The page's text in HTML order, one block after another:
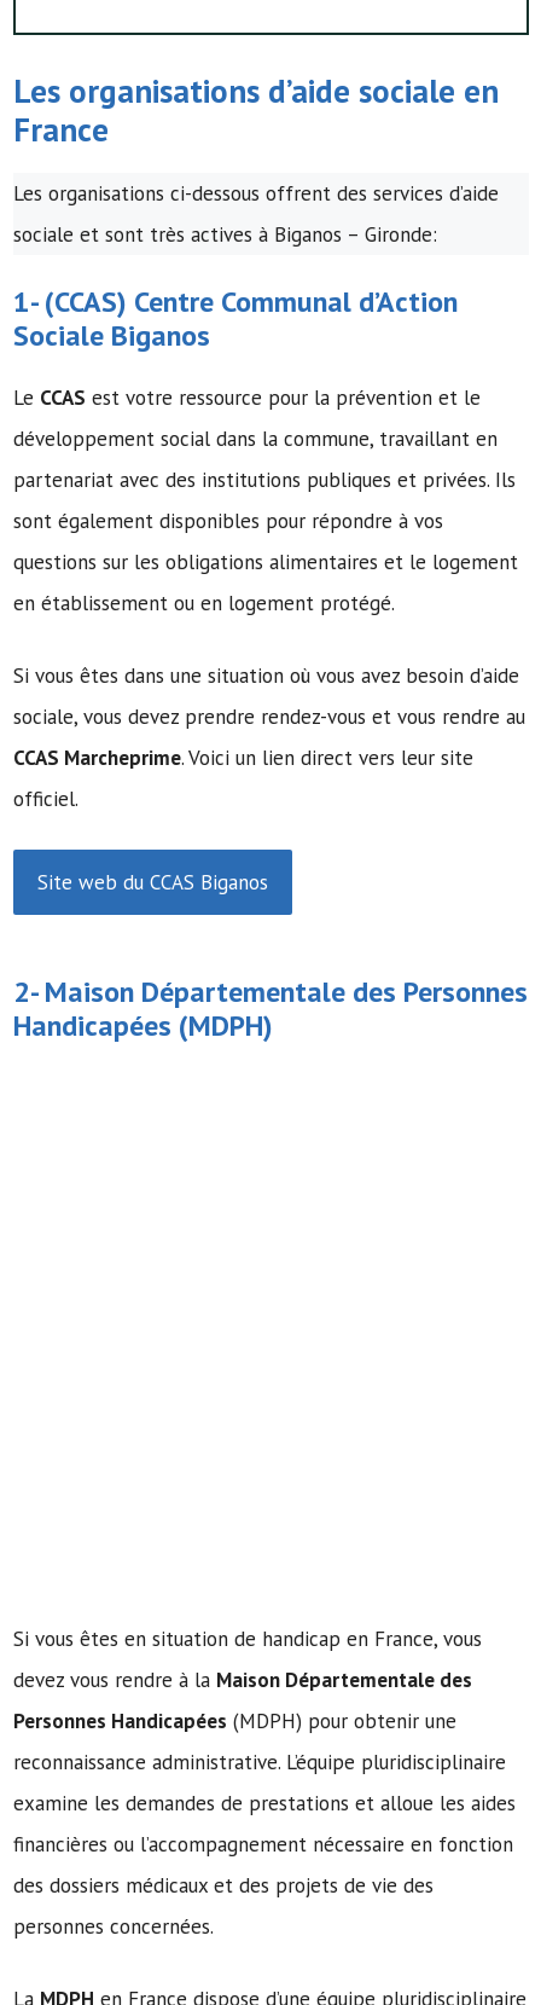
Les organisations d’aide sociale en
France
Les organisations ci-dessous offrent des services d’aide
sociale et sont très actives à Biganos – Gironde:
1- (CCAS) Centre Communal d’Action
Sociale Biganos
Le CCAS est votre ressource pour la prévention et le
développement social dans la commune, travaillant en
partenariat avec des institutions publiques et privées. Ils
sont également disponibles pour répondre à vos
questions sur les obligations alimentaires et le logement
en établissement ou en logement protégé.
Si vous êtes dans une situation où vous avez besoin d’aide
sociale, vous devez prendre rendez-vous et vous rendre au
CCAS Marcheprime. Voici un lien direct vers leur site
officiel.
Site web du CCAS Biganos
2-Maison Départementale des Personnes
Handicapées (MDPH)
Si vous êtes en situation de handicap en France, vous
devez vous rendre à la Maison Départementale des
Personnes Handicapées (MDPH) pour obtenir une
reconnaissance administrative. L’équipe pluridisciplinaire
examine les demandes de prestations et alloue les aides
financières ou l’accompagnement nécessaire en fonction
des dossiers médicaux et des projets de vie des
personnes concernées.
La MDPH en France dispose d’une équipe pluridisciplinaire